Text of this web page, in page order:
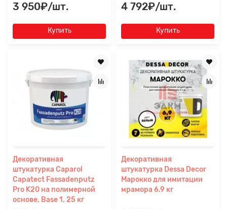
3 950₽/шт.
Купить
4 792₽/шт.
Купить
Декоративная
штукатурка Caparol
Capatect Fassadenputz
Pro K20 на полимерной
основе, Base 1, 25 кг
Декоративная
штукатурка Dessa Decor
Марокко для имитации
мрамора 6.9 кг